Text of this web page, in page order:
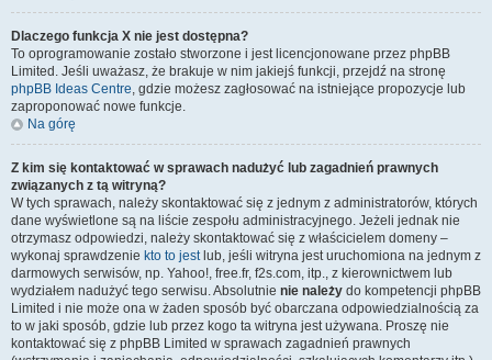
Dlaczego funkcja X nie jest dostępna?
To oprogramowanie zostało stworzone i jest licencjonowane przez phpBB
Limited. Jeśli uważasz, że brakuje w nim jakiejś funkcji, przejdź na stronę
phpBB Ideas Centre, gdzie możesz zagłosować na istniejące propozycje lub
zaproponować nowe funkcje.
Na górę
Z kim się kontaktować w sprawach nadużyć lub zagadnień prawnych
związanych z tą witryną?
W tych sprawach, należy skontaktować się z jednym z administratorów, których
dane wyświetlone są na liście zespołu administracyjnego. Jeżeli jednak nie
otrzymasz odpowiedzi, należy skontaktować się z właścicielem domeny –
wykonaj sprawdzenie kto to jestlub, jeśli witryna jest uruchomiona na jednym z
darmowych serwisów, np. Yahoo!, free.fr, f2s.com, itp., z kierownictwem lub
wydziałem nadużyć tego serwisu. Absolutnie nie należy do kompetencji phpBB
Limited i nie może ona w żaden sposób być obarczana odpowiedzialnością za
to w jaki sposób, gdzie lub przez kogo ta witryna jest używana. Proszę nie
kontaktować się z phpBB Limited w sprawach zagadnień prawnych